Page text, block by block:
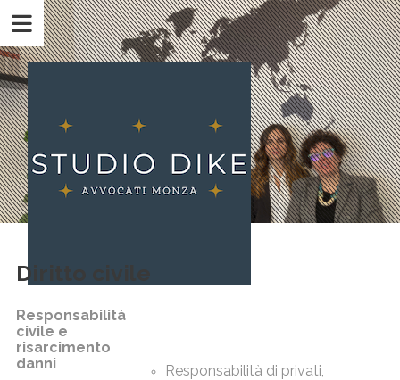
Diritto civile
Responsabilità
civile e
risarcimento
danni
Responsabilità di privati,